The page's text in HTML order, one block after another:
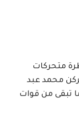
متحركات
محمد عبد
تبقى من قوات